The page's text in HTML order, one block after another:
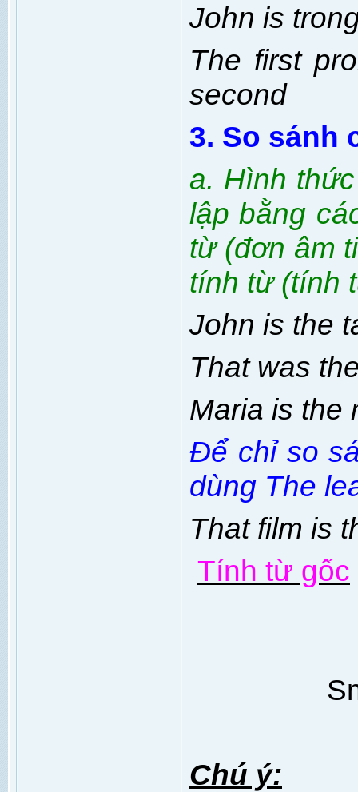
John is
The first
second
3. So sánh
a. Hình
lập bằng
từ (đơn âm
tính từ (tính
John is the
That was
Maria is the
Để chỉ so
dùng The
That film is
Tính từ gốc
Chú ý: